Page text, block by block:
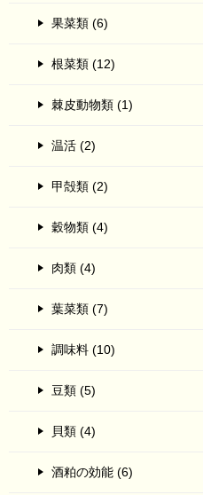
果菜類 (6)
根菜類 (12)
棘皮動物類 (1)
温活 (2)
甲殻類 (2)
穀物類 (4)
肉類 (4)
葉菜類 (7)
調味料 (10)
豆類 (5)
貝類 (4)
酒粕の効能 (6)